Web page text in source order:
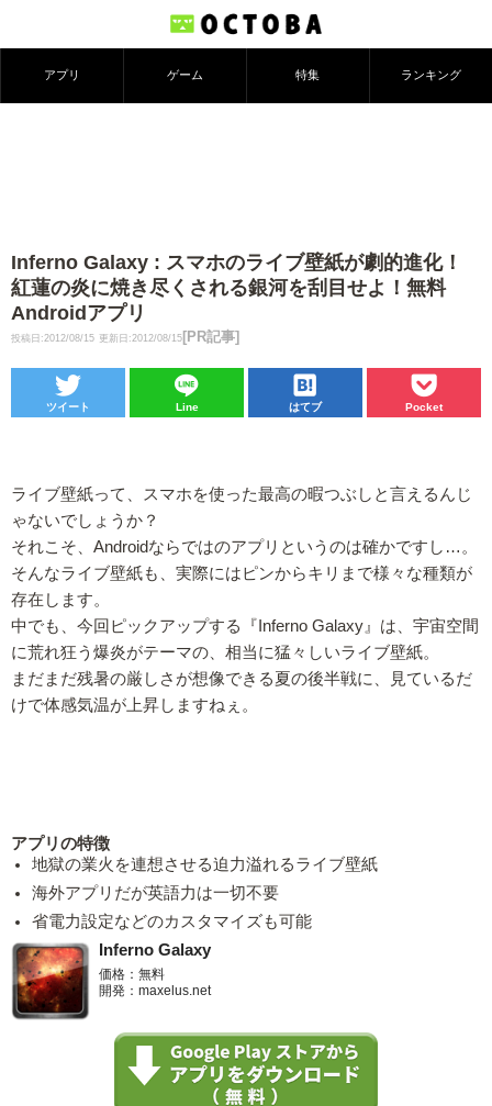
アプリ ゲーム 特集 ランキング
Inferno Galaxy : スマホのライブ壁紙が劇的進化！
紅蓮の炎に焼き尽くされる銀河を刮目せよ！無料
Androidアプリ
投稿日:2012/08/15 更新日:2012/08/15 [PR記事]
ツイート Line はてブ Pocket
ライブ壁紙って、スマホを使った最高の暇つぶしと言えるんじ
ゃないでしょうか？
それこそ、Androidならではのアプリというのは確かですし…。
そんなライブ壁紙も、実際にはピンからキリまで様々な種類が
存在します。
中でも、今回ピックアップする『Inferno Galaxy』は、宇宙空間
に荒れ狂う爆炎がテーマの、相当に猛々しいライブ壁紙。
まだまだ残暑の厳しさが想像できる夏の後半戦に、見ているだ
けで体感気温が上昇しますねぇ。
アプリの特徴
地獄の業火を連想させる迫力溢れるライブ壁紙
海外アプリだが英語力は一切不要
省電力設定などのカスタマイズも可能
Inferno Galaxy
価格：無料
開発：maxelus.net